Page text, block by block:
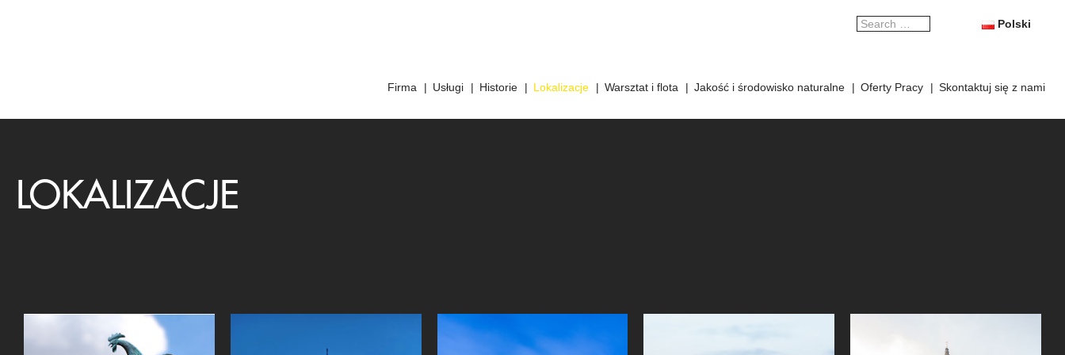
Firma Usługi Historie Lokalizacje Warsztat i flota Jakość i środowisko naturalne Oferty Pracy Skontaktuj się z nami
Search
Polski
LOKALIZACJE